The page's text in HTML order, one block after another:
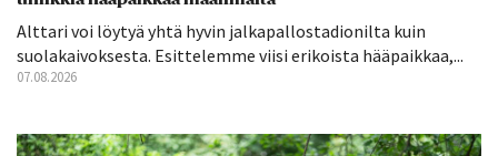
Alttari voi löytyä yhtä hyvin jalkapallostadionilta kuin
suolakaivoksesta. Esittelemme viisi erikoista hääpaikkaa,...
07.08.2026